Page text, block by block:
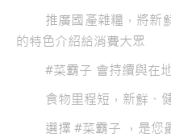
推廣國產雜糧，將新
的特色介紹給消費大眾
#菜霸子 會持續與在
食物里程短，新鮮、
選擇 #菜霸子 ，是您